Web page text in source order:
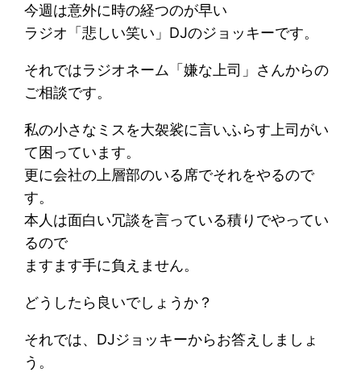
今週は意外に時の経つのが早い
ラジオ「悲しい笑い」DJのジョッキーです。
それではラジオネーム「嫌な上司」さんからの
ご相談です。
私の小さなミスを大袈裟に言いふらす上司がい
て困っています。
更に会社の上層部のいる席でそれをやるので
す。
本人は面白い冗談を言っている積りでやってい
るので
ますます手に負えません。
どうしたら良いでしょうか？
それでは、DJジョッキーからお答えしましょ
う。